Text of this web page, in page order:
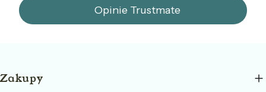
Opinie Trustmate
Linki w stopce
Zakupy